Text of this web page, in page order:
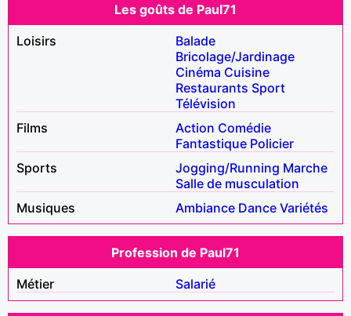
Les goûts de Paul71
Loisirs
Balade
Bricolage/Jardinage
Cinéma Cuisine
Restaurants Sport
Télévision
Films
Action Comédie
Fantastique Policier
Sports
Jogging/Running Marche
Salle de musculation
Musiques
Ambiance Dance Variétés
Profession de Paul71
Métier
Salarié